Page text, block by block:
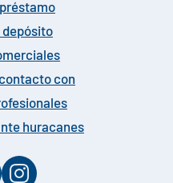
depósito
con
huracanes